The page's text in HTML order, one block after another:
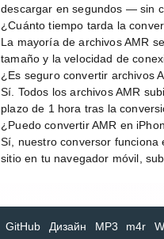
descargar en segundos — sin
¿Cuánto tiempo tarda la
La mayoría de archivos AMR
tamaño y la velocidad de
¿Es seguro convertir archivos
Sí. Todos los archivos AMR
plazo de 1 hora tras la
¿Puedo convertir AMR en
Sí, nuestro conversor funciona
sitio en tu navegador móvil,
GitHub Дизайн MP3 m4r